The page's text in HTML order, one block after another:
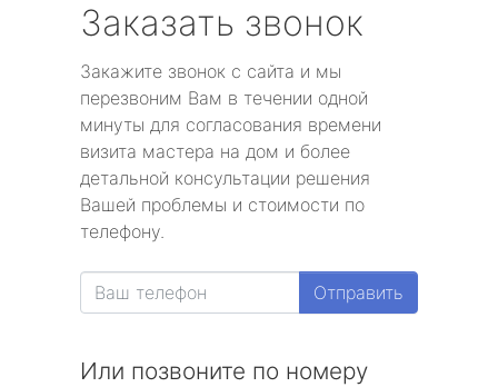
Заказать звонок
Закажите звонок с сайта и мы
перезвоним Вам в течении одной
минуты для согласования времени
визита мастера на дом и более
детальной консультации решения
Вашей проблемы и стоимости по
телефону.
Отправить
Или позвоните по номеру